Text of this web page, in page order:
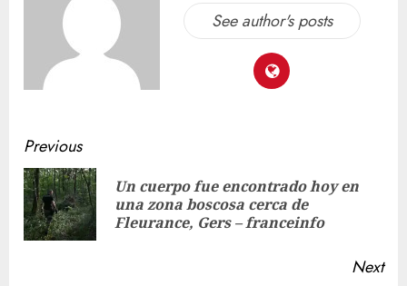
See author's posts
Previous
Un cuerpo fue encontrado hoy en
una zona boscosa cerca de
Fleurance, Gers – franceinfo
Next